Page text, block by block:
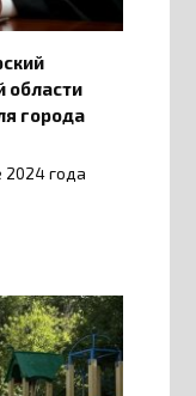
области
города
2024 года